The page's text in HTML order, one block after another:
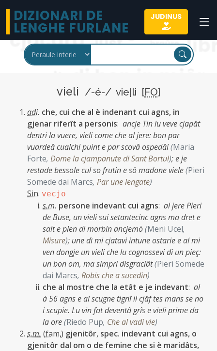
DIZIONARI DE
LENGHE FURLANE
JUDINUS
vieli /-é-/ vie|li [FO]
adi. che, cui che al è indenant cui agns, in
gjenar riferît a personis: ancje Tin lu veve cjapât
dentri la vuere, vieli come che al jere: bon par
vuardeâ cualchi puint e par scovâ ospedâi(Maria
Forte, Dome la cjampanute di Sant Bortul);e je
restade bessole cul so frutin e sô madone viele(Pieri
Somede dai Marcs, Par une lengate)
Sin. vecjo
s.m. persone indevant cui agns: al jere Pieri
de Buse, un vieli sui setantecinc agns ma dret e
salt e plen di morbin ancjemò(Meni Ucel,
Misure); une dì mi cjatavi intune ostarie e al mi
ven dongje un vieli che lu cognossevi di un pieç:
un bon om, ma simpri disgraciât(Pieri Somede
dai Marcs, Robis che a sucedin)
che al mostre che la etât e je indevant: al
à 56 agns e al scugne tignî il cjâf tes mans se no
i scupie. Lu vin fat deventâ grîs e vieli prime da
la ore(Riedo Pup, Che al vadi vie)
s.m. (fam.) gjenitôr, spec. indevant cui agns, o
gjenitôr dal om o de femine che si è maridâts,